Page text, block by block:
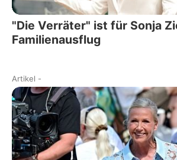
"Die Verräter" ist für Sonja
Familienausflug
Artikel -